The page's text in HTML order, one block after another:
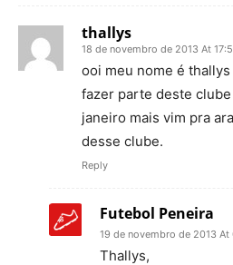
thallys
18 de novembro de 2013 At
ooi meu nome é
fazer parte deste
janeiro mais vim pra
desse clube.
Reply
Futebol Peneira
19 de novembro de 2013 At
Thallys,